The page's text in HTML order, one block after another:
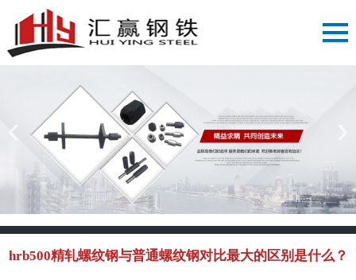
‹
hrb500精轧螺纹钢与普通螺纹钢对比最大的区别是什么？